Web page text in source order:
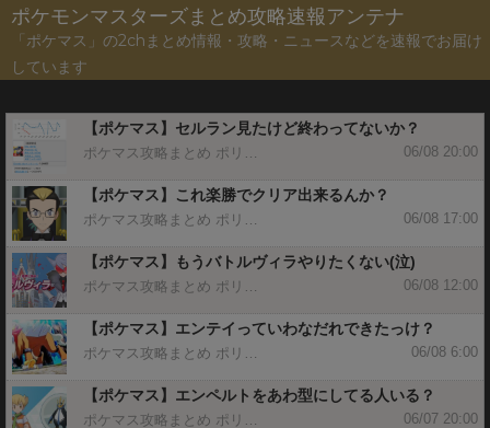
ポケモンマスターズまとめ攻略速報アンテナ
「ポケマス」の2chまとめ情報・攻略・ニュースなどを速報でお届け
しています
【ポケマス】セルラン見たけど終わってないか？
06/08 20:00
ポケマス攻略まとめ ポリゴン速報
【ポケマス】これ楽勝でクリア出来るんか？
06/08 17:00
ポケマス攻略まとめ ポリゴン速報
【ポケマス】もうバトルヴィラやりたくない(泣)
06/08 12:00
ポケマス攻略まとめ ポリゴン速報
【ポケマス】エンテイっていわなだれできたっけ？
06/08 6:00
ポケマス攻略まとめ ポリゴン速報
【ポケマス】エンペルトをあわ型にしてる人いる？
06/07 20:00
ポケマス攻略まとめ ポリゴン速報